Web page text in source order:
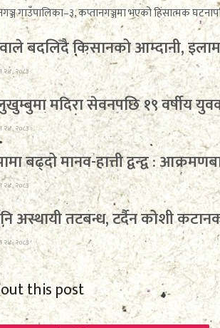
गाउँपालिका–३, कप्तानगञ्जमा भएको हिंसात्मक
बदलिँदै किसानको आम्दानी,
२४, २०८३
मदिरा सेवनपछि १९ वर्षीय
२४, २०८३
बढ्दो मानव-हात्ती द्वन्द्व :
२४, २०८३
अस्थायी तटबन्ध, टर्दैन कोशी
२४, २०८३
this post